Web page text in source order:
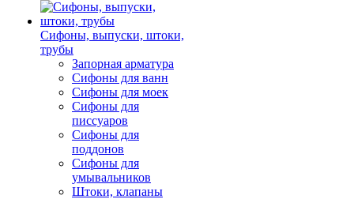
Сифоны, выпуски, штоки,
трубы
Запорная арматура
Сифоны для ванн
Сифоны для моек
Сифоны для
писсуаров
Сифоны для
поддонов
Сифоны для
умывальников
Штоки, клапаны